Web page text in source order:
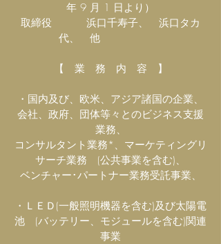
年 9 月 1 日より）
取締役 浜口千寿子、 浜口タカ
代、 他
【 業 務 内 容 】
・国内及び、欧米、アジア諸国の企業、
会社、政府、団体等々とのビジネス支援
業務、
コンサルタント業務*、マーケティングリ
サーチ業務 (公共事業を含む)、
ベンチャー･パートナー業務受託事業、
・ＬＥＤ(一般照明機器を含む)及び太陽電
池 (バッテリー、モジュールを含む)関連
事業